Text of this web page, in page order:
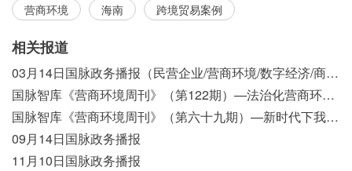
营商环境 海南 跨境贸易案例
相关报道
03月14日国脉政务播报（民营企业/营商环境/数字经济/商事制度改革）
国脉智库《营商环境周刊》（第122期）—法治化营商环境视域下我国行政执法公示制度浅析
国脉智库《营商环境周刊》（第六十九期）—新时代下我国营商环境标准体系构建初探
09月14日国脉政务播报
11月10日国脉政务播报